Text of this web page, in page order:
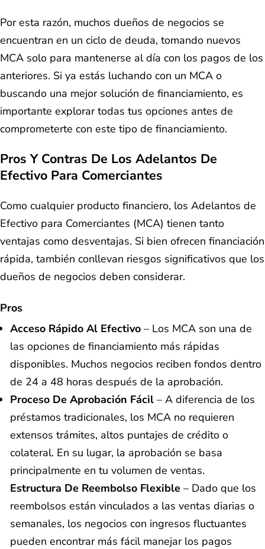
Por esta razón, muchos dueños de negocios se
encuentran en un ciclo de deuda, tomando nuevos
MCA solo para mantenerse al día con los pagos de los
anteriores. Si ya estás luchando con un MCA o
buscando una mejor solución de financiamiento, es
importante explorar todas tus opciones antes de
comprometerte con este tipo de financiamiento.
Pros Y Contras De Los Adelantos De
Efectivo Para Comerciantes
Como cualquier producto financiero, los Adelantos de
Efectivo para Comerciantes (MCA) tienen tanto
ventajas como desventajas. Si bien ofrecen financiación
rápida, también conllevan riesgos significativos que los
dueños de negocios deben considerar.
Pros
Acceso Rápido Al Efectivo – Los MCA son una de
las opciones de financiamiento más rápidas
disponibles. Muchos negocios reciben fondos dentro
de 24 a 48 horas después de la aprobación.
Proceso De Aprobación Fácil – A diferencia de los
préstamos tradicionales, los MCA no requieren
extensos trámites, altos puntajes de crédito o
colateral. En su lugar, la aprobación se basa
principalmente en tu volumen de ventas.
Estructura De Reembolso Flexible – Dado que los
reembolsos están vinculados a las ventas diarias o
semanales, los negocios con ingresos fluctuantes
pueden encontrar más fácil manejar los pagos